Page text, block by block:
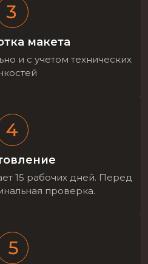
макета
и с учетом технических
15 рабочих дней. Перед
проверка.